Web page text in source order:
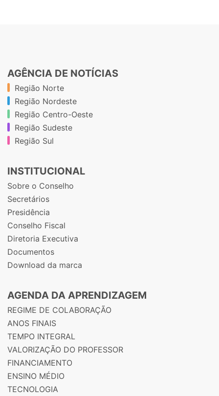
AGÊNCIA DE NOTÍCIAS
Região Norte
Região Nordeste
Região Centro-Oeste
Região Sudeste
Região Sul
INSTITUCIONAL
Sobre o Conselho
Secretários
Presidência
Conselho Fiscal
Diretoria Executiva
Documentos
Download da marca
AGENDA DA APRENDIZAGEM
REGIME DE COLABORAÇÃO
ANOS FINAIS
TEMPO INTEGRAL
VALORIZAÇÃO DO PROFESSOR
FINANCIAMENTO
ENSINO MÉDIO
TECNOLOGIA